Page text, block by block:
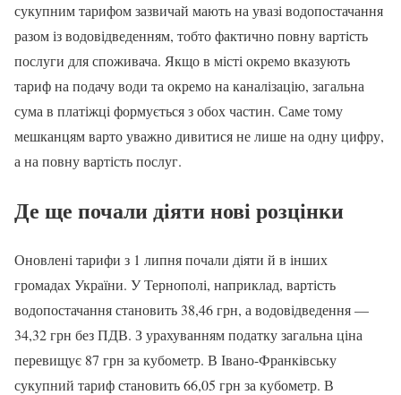
сукупним тарифом зазвичай мають на увазі водопостачання
разом із водовідведенням, тобто фактично повну вартість
послуги для споживача. Якщо в місті окремо вказують
тариф на подачу води та окремо на каналізацію, загальна
сума в платіжці формується з обох частин. Саме тому
мешканцям варто уважно дивитися не лише на одну цифру,
а на повну вартість послуг.
Де ще почали діяти нові розцінки
Оновлені тарифи з 1 липня почали діяти й в інших
громадах України. У Тернополі, наприклад, вартість
водопостачання становить 38,46 грн, а водовідведення —
34,32 грн без ПДВ. З урахуванням податку загальна ціна
перевищує 87 грн за кубометр. В Івано-Франківську
сукупний тариф становить 66,05 грн за кубометр. В